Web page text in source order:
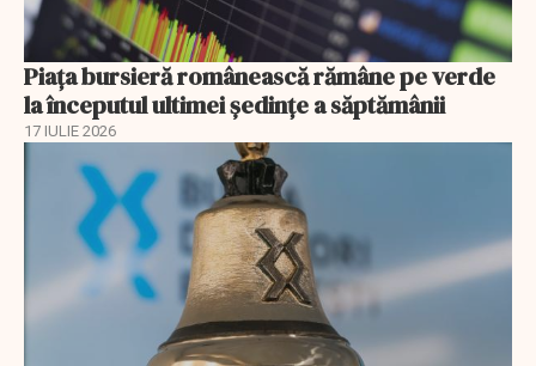
Piața bursieră românească rămâne pe verde
la începutul ultimei ședințe a săptămânii
17 IULIE 2026